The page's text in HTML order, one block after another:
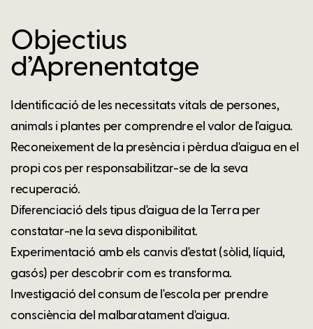
Objectius
d’Aprenentatge
Identificació de les necessitats vitals de persones,
animals i plantes per comprendre el valor de l'aigua.
Reconeixement de la presència i pèrdua d'aigua en el
propi cos per responsabilitzar-se de la seva
recuperació.
Diferenciació dels tipus d'aigua de la Terra per
constatar-ne la seva disponibilitat.
Experimentació amb els canvis d'estat (sòlid, líquid,
gasós) per descobrir com es transforma.
Investigació del consum de l'escola per prendre
consciència del malbaratament d'aigua.